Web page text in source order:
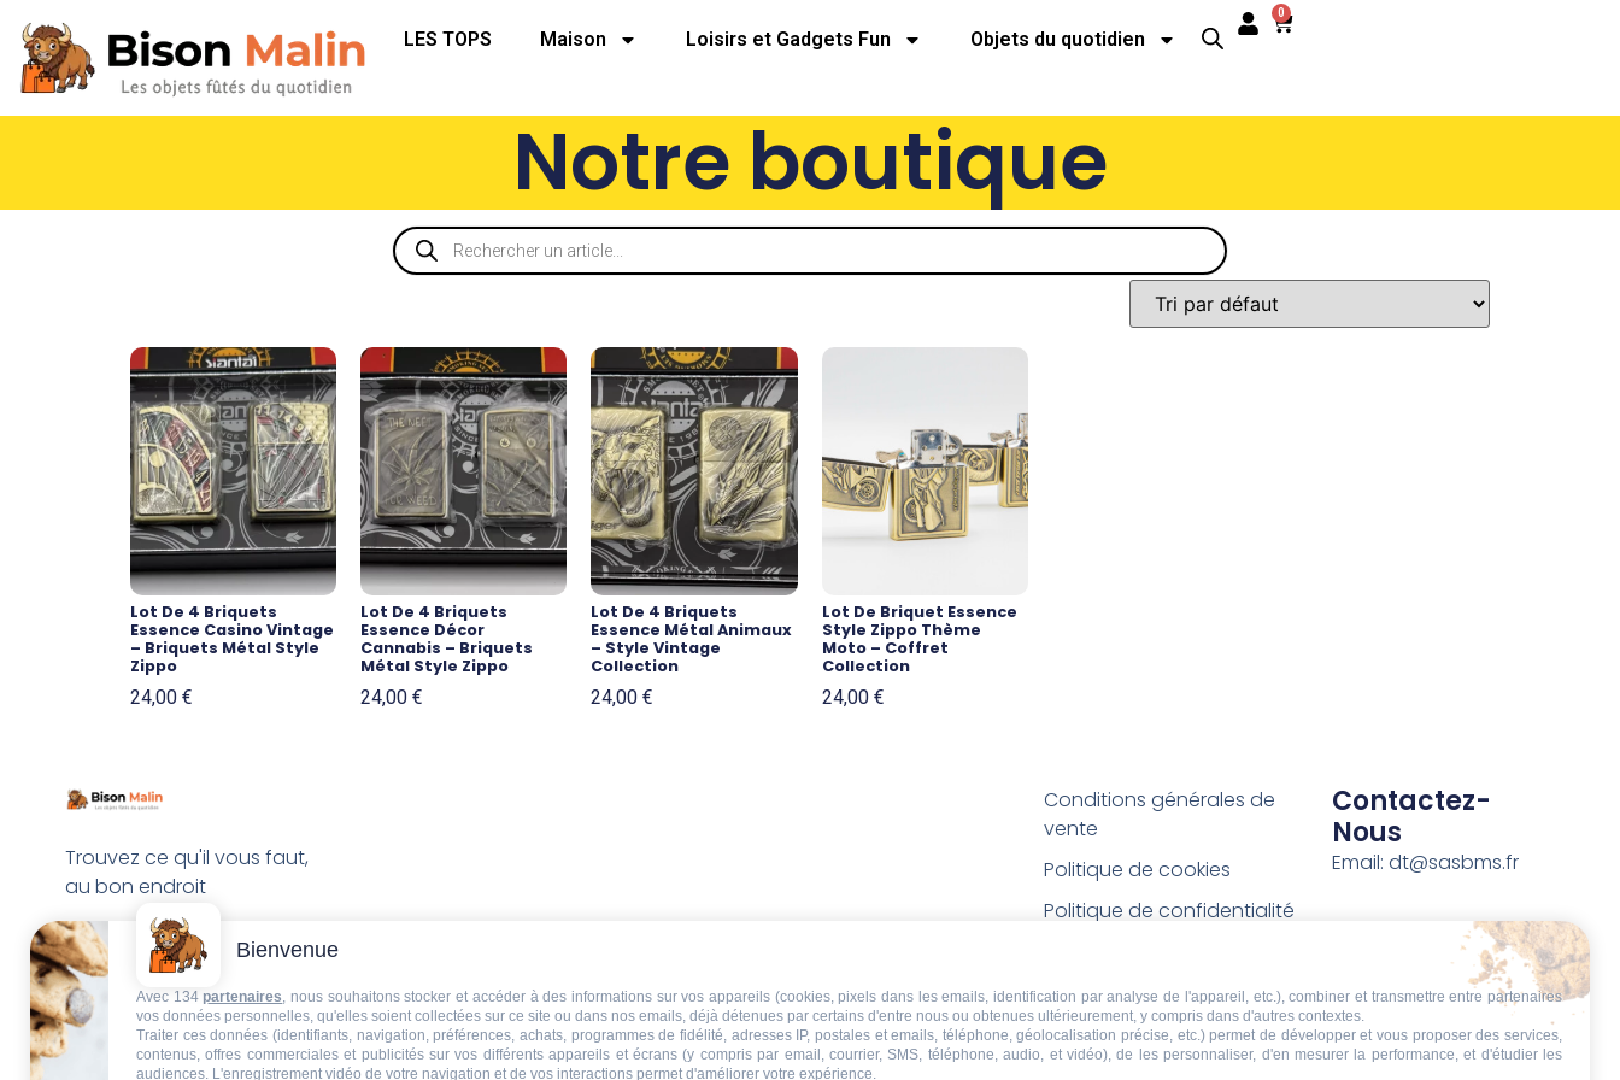
LES TOPS Maison Loisirs et Gadgets Fun Objets du quotidien
0
Notre boutique
Lot De 4 Briquets
Essence Casino Vintage
– Briquets Métal Style
Zippo
24,00 €
Lot De 4 Briquets
Essence Décor
Cannabis – Briquets
Métal Style Zippo
24,00 €
Lot De 4 Briquets
Essence Métal Animaux
– Style Vintage
Collection
24,00€
Lot De Briquet Essence
Style Zippo Thème
Moto – Coffret
Collection
24,00 €
Trouvez ce qu'il vous faut,
au bon endroit
Conditions générales de
vente
Politique de cookies
Politique de confidentialité
Conditions de retour et de
remboursement
Droit de rétractation
Contactez-
Nous
Email: dt@sasbms.fr
Bienvenue
Avec 134 partenaires, nous souhaitons stocker et accéder à des informations sur vos appareils (cookies, pixels dans les emails, identification par analyse de l'appareil, etc.), combiner et transmettre entre partenaires
vos données personnelles, qu'elles soient collectées sur ce site ou dans nos emails, déjà détenues par certains d'entre nous ou obtenues ultérieurement, y compris dans d'autres contextes.
Traiter ces données (identifiants, navigation, préférences, achats, programmes de fidélité, adresses IP, postales et emails, téléphone, géolocalisation précise, etc.) permet de développer et vous proposer des services,
contenus, offres commerciales et publicités sur vos différents appareils et écrans (y compris par email, courrier, SMS, téléphone, audio, et vidéo), de les personnaliser, d'en mesurer la performance, et d'étudier les
audiences. L'enregistrement vidéo de votre navigation et de vos interactions permet d'améliorer votre expérience.